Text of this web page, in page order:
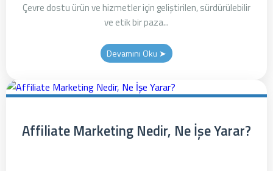
Çevre dostu ürün ve hizmetler için geliştirilen, sürdürülebilir
ve etik bir paza...
Devamını Oku ➤
Affiliate Marketing Nedir, Ne İşe Yarar?